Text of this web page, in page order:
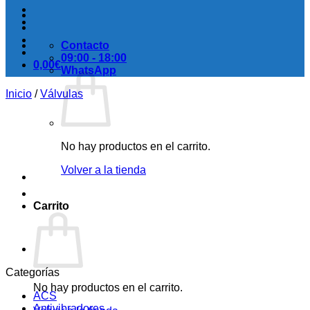
0,00€
No hay productos en el carrito.
Volver a la tienda
Carrito
No hay productos en el carrito.
Contacto
09:00 - 18:00
WhatsApp
Inicio / Válvulas
Categorías
ACS